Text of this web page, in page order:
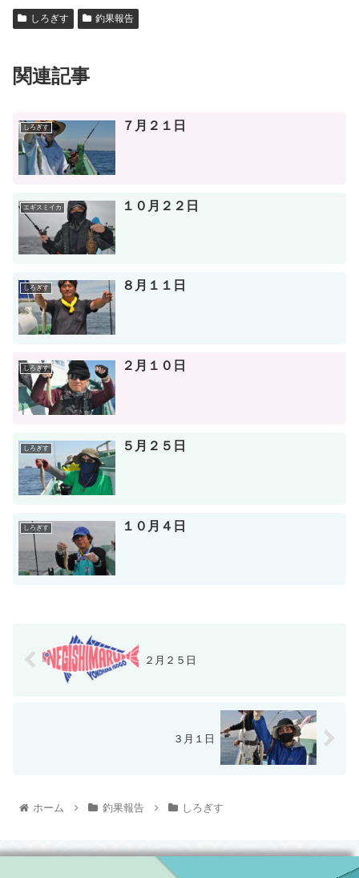
しろぎす 釣果報告
関連記事
しろぎす ７月２１日
エギスミイカ １０月２２日
しろぎす ８月１１日
しろぎす ２月１０日
しろぎす ５月２５日
しろぎす １０月４日
２月２５日
３月１日
ホーム 釣果報告 しろぎす